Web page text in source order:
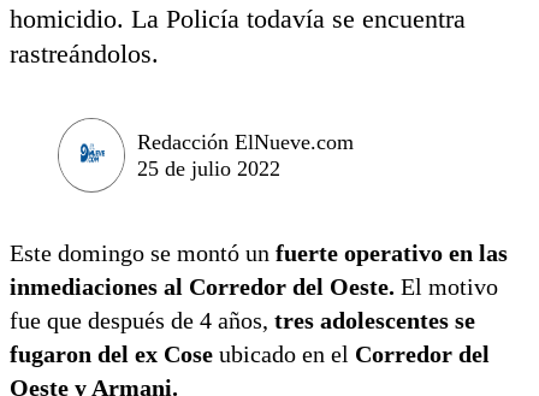
homicidio. La Policía todavía se encuentra
rastreándolos.
Redacción ElNueve.com
25 de julio 2022
Este domingo se montó un fuerte operativo en las
inmediaciones al Corredor del Oeste. El motivo
fue que después de 4 años, tres adolescentes se
fugaron del ex Cose ubicado en el Corredor del
Oeste y Armani.